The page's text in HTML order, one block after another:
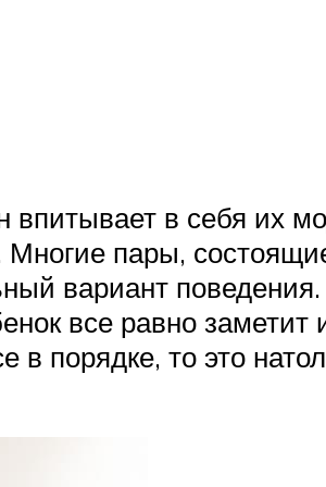
впитывает в себя их
пары,
вариант
все равно заметит
порядке, то это